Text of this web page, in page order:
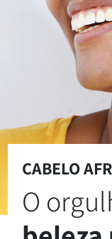
CABELO
O